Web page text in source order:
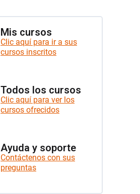
Mis cursos
Clic aquí para ir a sus
cursos inscritos
Todos los cursos
Clic aquí para ver los
cursos ofrecidos
Ayuda y soporte
Contáctenos con sus
preguntas